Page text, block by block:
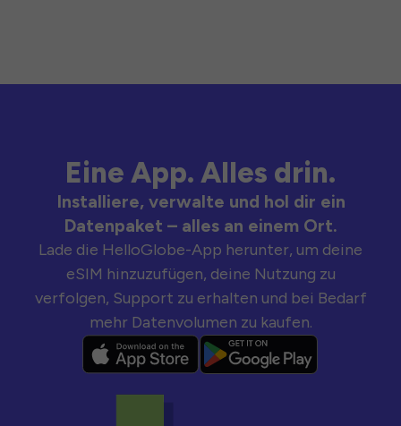
Eine App. Alles drin.
Installiere, verwalte und hol dir ein
Datenpaket – alles an einem Ort.
Lade die HelloGlobe-App herunter, um deine
eSIM hinzuzufügen, deine Nutzung zu
verfolgen, Support zu erhalten und bei Bedarf
mehr Datenvolumen zu kaufen.